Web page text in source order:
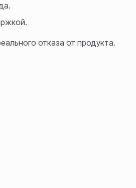
отказа от продукта.